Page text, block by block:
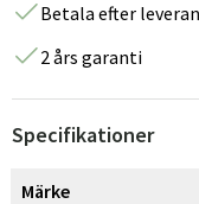
Betala efter
2 års garanti
Specifikationer
Märke